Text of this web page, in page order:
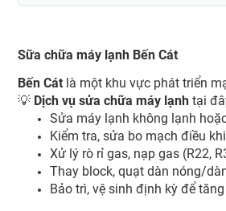
Sữa chữa máy lạnh Bến Cát
Bến Cát là một khu vực phát triển
💡 Dịch vụ sửa chữa máy lạnh tại
Sửa máy lạnh không lạnh
Kiểm tra, sửa bo mạch điều
Xử lý rò rỉ gas, nạp gas (R22,
Thay block, quạt dàn nóng/
Bảo trì, vệ sinh định kỳ để